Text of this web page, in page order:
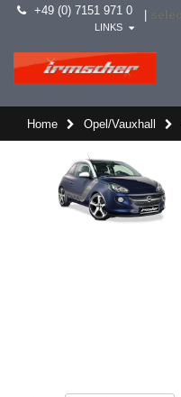
+49 (0) 7151 971 0
LINKS
Home Opel/Vauxhall